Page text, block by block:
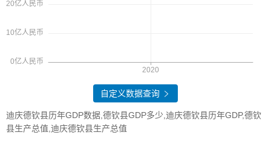
自定义数据查询
迪庆德钦县历年GDP数据,德钦县GDP多少,迪庆德钦县历年GDP,德钦
县生产总值,迪庆德钦县生产总值